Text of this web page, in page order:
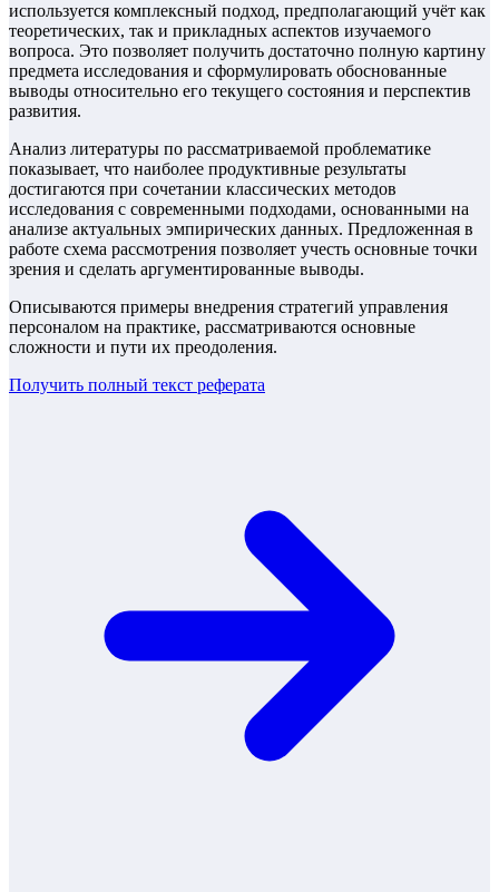
используется комплексный подход, предполагающий учёт как
теоретических, так и прикладных аспектов изучаемого
вопроса. Это позволяет получить достаточно полную картину
предмета исследования и сформулировать обоснованные
выводы относительно его текущего состояния и перспектив
развития.
Анализ литературы по рассматриваемой проблематике
показывает, что наиболее продуктивные результаты
достигаются при сочетании классических методов
исследования с современными подходами, основанными на
анализе актуальных эмпирических данных. Предложенная в
работе схема рассмотрения позволяет учесть основные точки
зрения и сделать аргументированные выводы.
Описываются примеры внедрения стратегий управления
персоналом на практике, рассматриваются основные
сложности и пути их преодоления.
Получить полный текст реферата